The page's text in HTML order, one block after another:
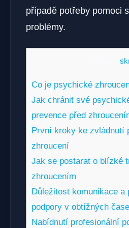
případě potřeby pomoci
problémy.
Co je psychické
Jak chránit své
prevence před
První kroky ke zvládnutí
zhroucení
Jak se postarat o blízké
zhroucením
Důležitost komunikace ‍a
podpory v obtížných
Nabídnutí profesionální